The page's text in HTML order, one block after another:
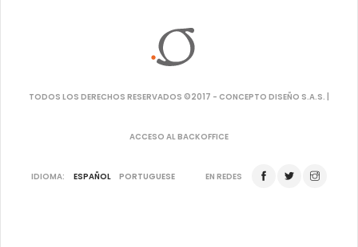
TODOS LOS DERECHOS RESERVADOS ©2017 - CONCEPTO DISEÑO S.A.S. |
ACCESO AL BACKOFFICE
IDIOMA: ESPAÑOL PORTUGUESE EN REDES